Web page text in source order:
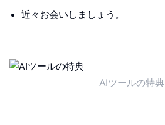
近々お会いしましょう。
AIツールの特典